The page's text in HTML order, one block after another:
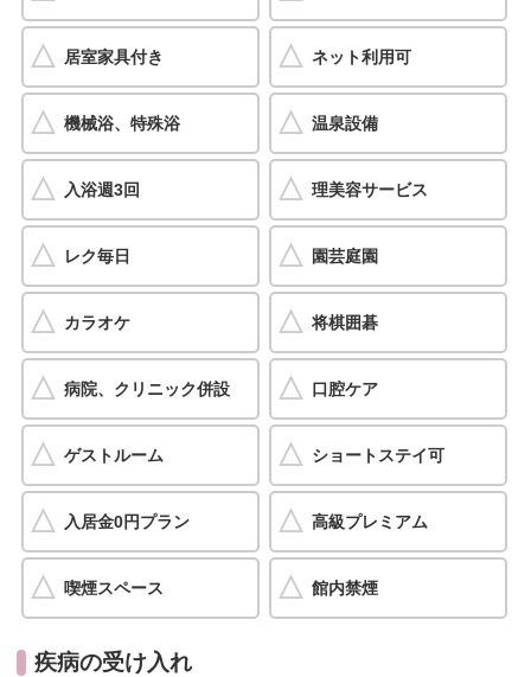
居室家具付き ネット利用可
機械浴、特殊浴 温泉設備
入浴週3回 理美容サービス
レク毎日 園芸庭園
カラオケ 将棋囲碁
病院、クリニック併設 口腔ケア
ゲストルーム ショートステイ可
入居金0円プラン 高級プレミアム
喫煙スペース 館内禁煙
疾病の受け入れ